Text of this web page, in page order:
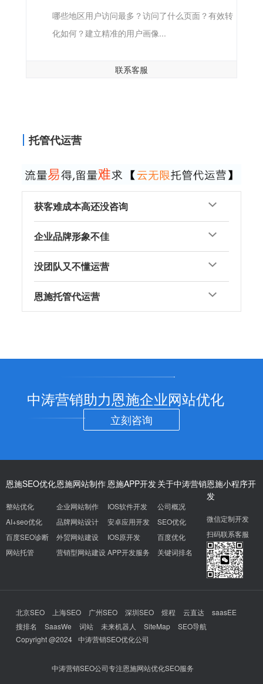
哪些地区用户访问最多？访问了什么页面？有效转
化如何？建立精准的用户画像...
联系客服
托管代运营
获客难成本高还没咨询
企业品牌形象不佳
没团队又不懂运营
恩施托管代运营
中涛营销助力恩施企业网站优化
立刻咨询
恩施SEO优化
整站优化
AI+seo优化
百度SEO诊断
网站托管
恩施网站制作
企业网站制作
品牌网站设计
外贸网站建设
营销型网站建设
恩施APP开发
IOS软件开发
安卓应用开发
IOS原开发
APP开发服务
关于中涛营销
公司概况
SEO优化
百度优化
关键词排名
恩施小程序开
发
微信定制开发
扫码联系客服
北京SEO 上海SEO 广州SEO 深圳SEO 煜程 云直达
saasEE
搜排名
SaasWe 词站 未来机器人 SiteMap
SEO导航
Copyright @2024 中涛营销SEO优化公司
中涛营销SEO公司专注恩施网站优化SEO服务